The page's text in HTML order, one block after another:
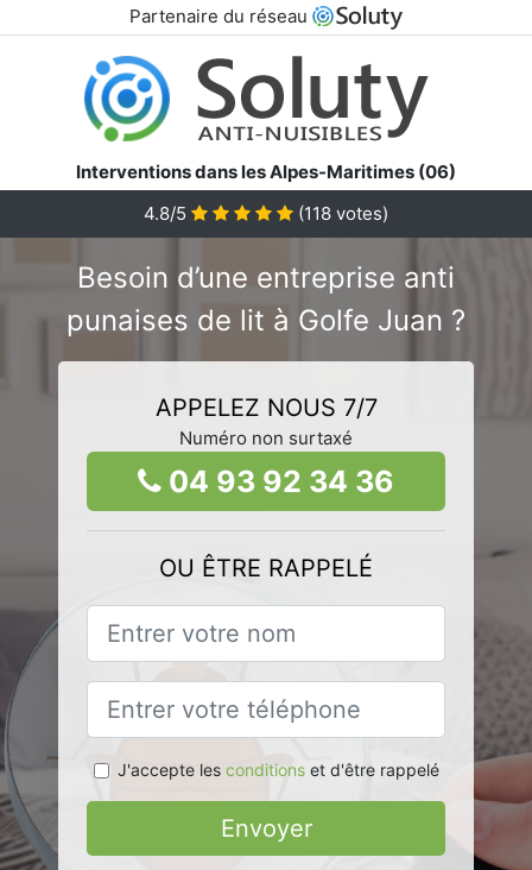
Partenaire du réseau
Interventions dans les Alpes-Maritimes (06)
4.8/5
(118 votes)
Besoin d’une entreprise anti
punaises de lit à Golfe Juan ?
APPELEZ NOUS 7/7
Numéro non surtaxé
04 93 92 34 36
OU ÊTRE RAPPELÉ
J'accepte les conditionset d'être rappelé
Envoyer